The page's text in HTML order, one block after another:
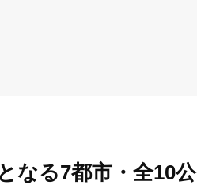
なる7都市・全10公